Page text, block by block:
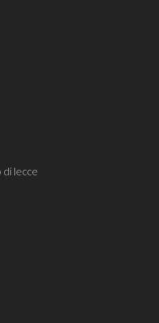
di lecce